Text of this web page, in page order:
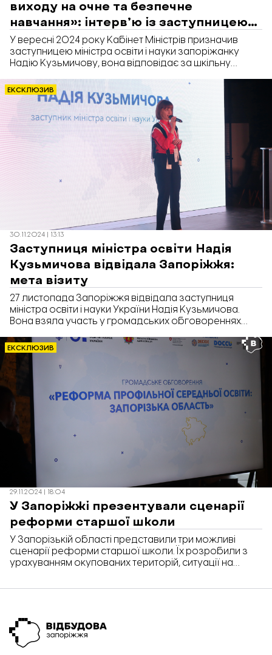
виходу на очне та безпечне
навчання»: інтервʼю із заступницею
міністра МОН Надією Кузьмичовою
У вересні 2024 року Кабінет Міністрів призначив
заступницею міністра освіти і науки запоріжанку
Надію Кузьмичову, вона відповідає за шкільну
Кузьмичова розповіла, як будівництво підземних
шкіл допоможе повернути дітей до очного
навчання, чому важлива оптимізація шкільної
мережі, а також як держава забезпечує українську
освіту для дітей в окупації.
ЕКСКЛЮЗИВ
30.11.2024 | 13:13
Заступниця міністра освіти Надія
Кузьмичова відвідала Запоріжжя:
мета візиту
27 листопада Запоріжжя відвідала заступниця
міністра освіти і науки України Надія Кузьмичова.
Вона взяла участь у громадських обговореннях
концепції «Нова українська школа» (НУШ). Про це
повідомляє кореспондент «Відбудови. Запоріжжя».
ЕКСКЛЮЗИВ
29.11.2024 | 18:04
У Запоріжжі презентували сценарії
реформи старшої школи
У Запорізькій області представили три можливі
сценарії реформи старшої школи. Їх розробили з
урахуванням окупованих територій, ситуації на
повідомила директорка Департаменту освіти і науки
щодо впровадження «Профільної» реформи
старшої школи, передає кореспондент «Відбудови.
Запоріжжя».